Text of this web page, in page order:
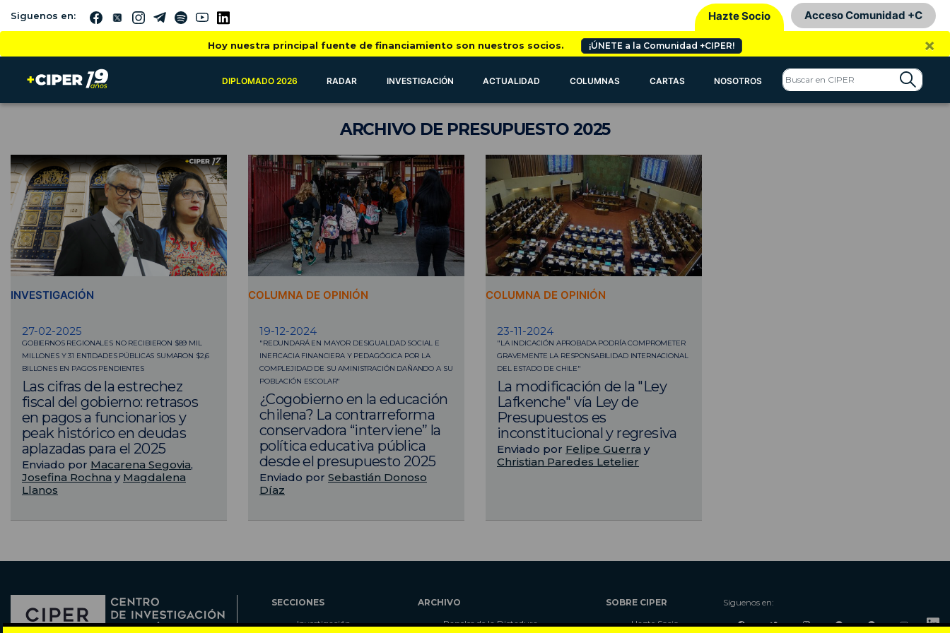
Siguenos en: Hazte Socio Acceso Comunidad +C
Hoy nuestra principal fuente de financiamiento son nuestros socios. ¡ÚNETE a la Comunidad +CIPER! ×
DIPLOMADO 2026 RADAR INVESTIGACIÓN ACTUALIDAD COLUMNAS CARTAS NOSOTROS
ARCHIVODE PRESUPUESTO 2025
INVESTIGACIÓN
27-02-2025
GOBIERNOS REGIONALES NO RECIBIERON $89 MIL
MILLONES Y 31 ENTIDADES PÚBLICAS SUMARON $2,6
BILLONES EN PAGOS PENDIENTES
Las cifras de la estrechez
fiscal del gobierno: retrasos
en pagos a funcionarios y
peak histórico en deudas
aplazadas para el 2025
Enviado por Macarena Segovia,
Josefina Rochna y Magdalena
Llanos
COLUMNA DE OPINIÓN
19-12-2024
"REDUNDARÁ EN MAYOR DESIGUALDAD SOCIAL E
INEFICACIA FINANCIERA Y PEDAGÓGICA POR LA
COMPLEJIDAD DE SU AMINISTRACIÓN DAÑANDO A SU
POBLACIÓN ESCOLAR"
¿Cogobierno en la educación
chilena? La contrarreforma
conservadora “interviene” la
política educativa pública
desde el presupuesto 2025
Enviado por Sebastián Donoso
Díaz
COLUMNA DE OPINIÓN
23-11-2024
"LA INDICACIÓN APROBADA PODRÍA COMPROMETER
GRAVEMENTE LA RESPONSABILIDAD INTERNACIONAL
DEL ESTADO DE CHILE"
La modificación de la "Ley
Lafkenche" vía Ley de
Presupuestos es
inconstitucional y regresiva
Enviado por Felipe Guerra y
Christian Paredes Letelier
SECCIONES
Investigación
ARCHIVO
Papeles de la Dictadura
SOBRE CIPER
Hazte Socio
Síguenos en: